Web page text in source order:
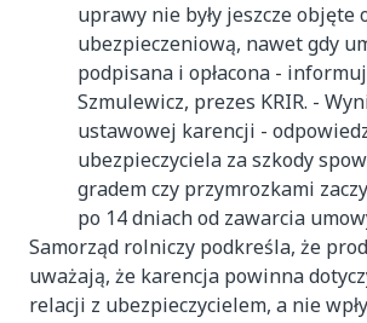
uprawy nie były jeszcze objęte
ubezpieczeniową, nawet gdy
podpisana i opłacona -
Szmulewicz, prezes KRIR. -
ustawowej karencji -
ubezpieczyciela za szkody
gradem czy przymrozkami
po 14 dniach od zawarcia
Samorząd rolniczy podkreśla, że
uważają, że karencja powinna
relacji z ubezpieczycielem, a nie